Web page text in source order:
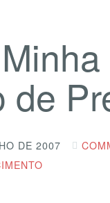
de
DE 2007